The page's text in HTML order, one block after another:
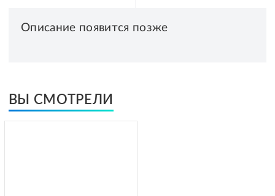
Описание появится позже
ВЫ СМОТРЕЛИ